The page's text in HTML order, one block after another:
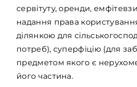
сервітуту, оренди,
надання права
ділянкою для
потреб), суперфіцію (для
предметом якого є
його частина.